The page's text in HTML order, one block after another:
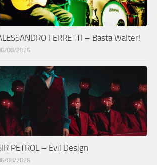
FERRETTI – Basta Walter!
08/2026
PETROL – Evil Design
08/2026